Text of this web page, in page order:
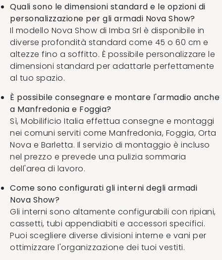
Quali sono le dimensioni standard e le opzioni di
personalizzazione per gli armadi Nova Show?
Il modello Nova Show di Imba Srl è disponibile in
diverse profondità standard come 45 o 60 cm e
altezze fino a soffitto. È possibile personalizzare le
dimensioni standard per adattarle perfettamente
al tuo spazio.
È possibile consegnare e montare l'armadio anche
a Manfredonia e Foggia?
Sì, Mobilificio Italia effettua consegne e montaggi
nei comuni serviti come Manfredonia, Foggia, Orta
Nova e Barletta. Il servizio di montaggio è incluso
nel prezzo e prevede una pulizia sommaria
dell'area di lavoro.
Come sono configurati gli interni degli armadi
Nova Show?
Gli interni sono altamente configurabili con ripiani,
cassetti, tubi appendiabiti e accessori specifici.
Puoi scegliere diverse divisioni interne e vani per
ottimizzare l'organizzazione dei tuoi vestiti.